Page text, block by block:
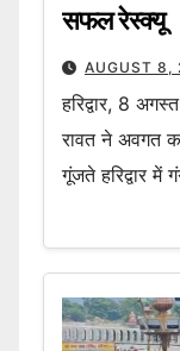
सफल रेस्क्यू
AUGUST 8,
हरिद्वार, 8
रावत ने अवगत
गूंजते हरिद्वार